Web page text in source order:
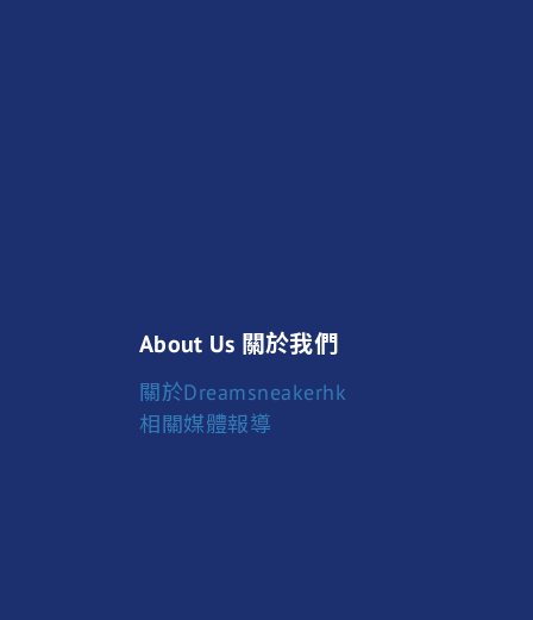
About Us 關於我們
關於Dreamsneakerhk
相關媒體報導